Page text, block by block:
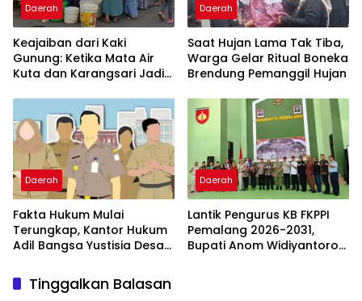
Daerah
Keajaiban dari Kaki
Gunung: Ketika Mata Air
Kuta dan Karangsari Jadi
Pemalang
Daerah
Saat Hujan Lama Tak Tiba,
Warga Gelar Ritual Boneka
Brendung Pemanggil Hujan
Daerah
Fakta Hukum Mulai
Terungkap, Kantor Hukum
Adil Bangsa Yustisia Desak
dan Dalami Mantan
Walikota Metro
Daerah
Lantik Pengurus KB FKPPI
Pemalang 2026-2031,
Bupati Anom Widiyantoro
Tinggalkan Balasan